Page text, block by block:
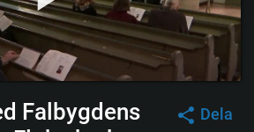
Dela
Falbygdens